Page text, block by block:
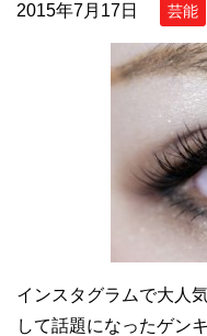
2015年7月17日 芸能
インスタグラムで大人
して話題になったゲン